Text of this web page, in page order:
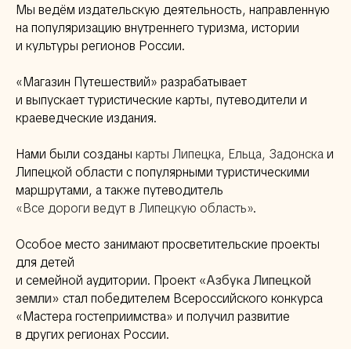
Мы ведём издательскую деятельность, направленную
на популяризацию внутреннего туризма, истории
и культуры регионов России.
«Магазин Путешествий» разрабатывает
и выпускает туристические карты, путеводители и
краеведческие издания.
Нами были созданы карты Липецка, Ельца, Задонскаи
Липецкой области с популярными туристическими
маршрутами, а также путеводитель
«Все дороги ведут в Липецкую область».
Особое место занимают просветительские проекты
для детей
и семейной аудитории. Проект «Азбука Липецкой
земли» стал победителем Всероссийского конкурса
«Мастера гостеприимства» и получил развитие
в других регионах России.